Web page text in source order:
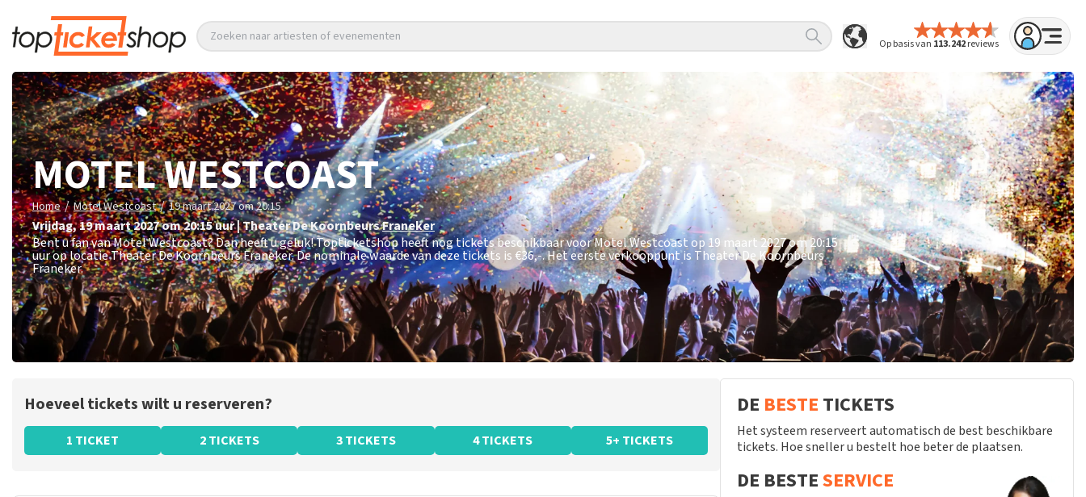
Op basis van 113.242reviews
Zoeken naar artiesten of evenementen
MOTEL WESTCOAST
Home / Motel Westcoast / 19 maart 2027 om 20:15
vrijdag,19 maart 2027 om 20:15uur|Theater De KoornbeursFraneker
Bent u fan van Motel Westcoast? Dan heeft u geluk! Topticketshop heeft nog tickets beschikbaar voor Motel Westcoast op 19 maart 2027 om 20:15
uur op locatie Theater De Koornbeurs Franeker. De nominale waarde van deze tickets is €36,-. Het eerste verkooppunt is Theater De Koornbeurs
Franeker.
Hoeveel tickets wilt u reserveren?
1 TICKET 2 TICKETS 3 TICKETS 4 TICKETS 5+ TICKETS
DE BESTE TICKETS
Het systeem reserveert automatisch de best beschikbare
tickets. Hoe sneller u bestelt hoe beter de plaatsen.
DE BESTESERVICE